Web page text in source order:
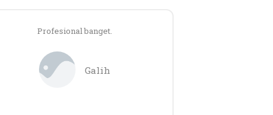
Profesional banget.
Galih